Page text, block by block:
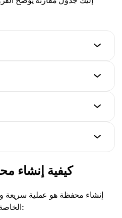
يعتمد على تدابير
كيفية إنشاء
إنشاء محفظة هو عملية سريعة
الخاصة، تحتاج إلى اتباع هذه الخطوات: